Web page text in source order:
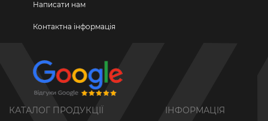
Написати нам
Контактна інформація
КАТАЛОГ ПРОДУКЦІЇ ІНФОРМАЦІЯ